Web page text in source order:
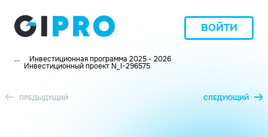
ВОЙТИ
... Инвестиционная программа 2025 - 2026
Инвестиционный проект N_I-296575
ПРЕДЫДУЩИЙ СЛЕДУЮЩИЙ